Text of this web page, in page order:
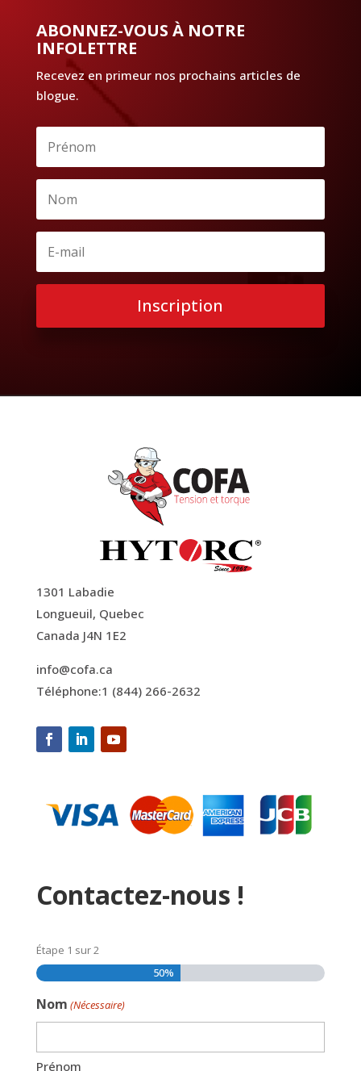
ABONNEZ-VOUS À NOTRE
INFOLETTRE
Recevez en primeur nos prochains articles de
blogue.
Inscription
1301 Labadie
Longueuil, Quebec
Canada J4N 1E2
info@cofa.ca
Téléphone:1 (844) 266-2632
Contactez-nous !
Étape 1 sur2
50%
Nom (Nécessaire)
Prénom